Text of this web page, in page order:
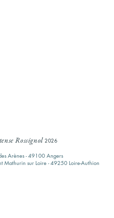
Rossignol2026
Arènes - 49100 Angers
Mathurin sur Loire- 49250 Loire-Authion